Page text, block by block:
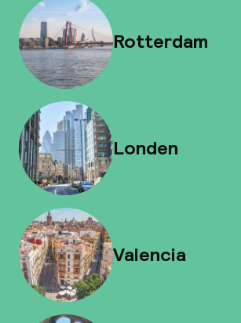
Rotterdam
Londen
Valencia